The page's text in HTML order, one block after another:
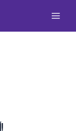
Menu